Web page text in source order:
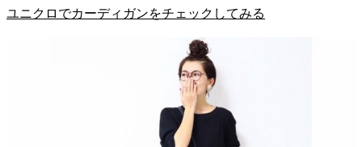
ユニクロでカーディガンをチェックしてみる